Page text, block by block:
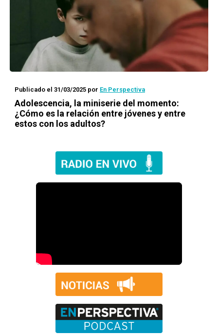
Publicado el 31/03/2025 por En Perspectiva
Adolescencia, la miniserie del momento:
¿Cómo es la relación entre jóvenes y entre
estos con los adultos?